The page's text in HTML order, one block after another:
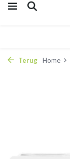
Terug Home